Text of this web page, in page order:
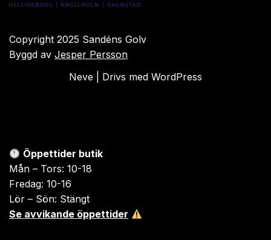
Copyright 2025 Sandéns Golv
Byggd av Jesper Persson
Neve | Drivs med WordPress
Öppettider butik
Mån – Tors: 10-18
Fredag: 10-16
Lör – Sön: Stängt
Se avvikande öppettider